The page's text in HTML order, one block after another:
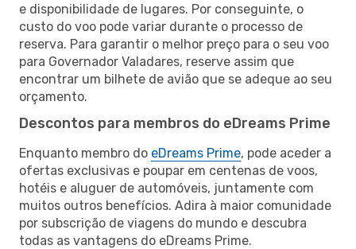
e disponibilidade de lugares. Por conseguinte, o
custo do voo pode variar durante o processo de
reserva. Para garantir o melhor preço para o seu voo
para Governador Valadares, reserve assim que
encontrar um bilhete de avião que se adeque ao seu
orçamento.
Descontos para membros do eDreams Prime
Enquanto membro do eDreams Prime, pode aceder a
ofertas exclusivas e poupar em centenas de voos,
hotéis e aluguer de automóveis, juntamente com
muitos outros benefícios. Adira à maior comunidade
por subscrição de viagens do mundo e descubra
todas as vantagens do eDreams Prime.